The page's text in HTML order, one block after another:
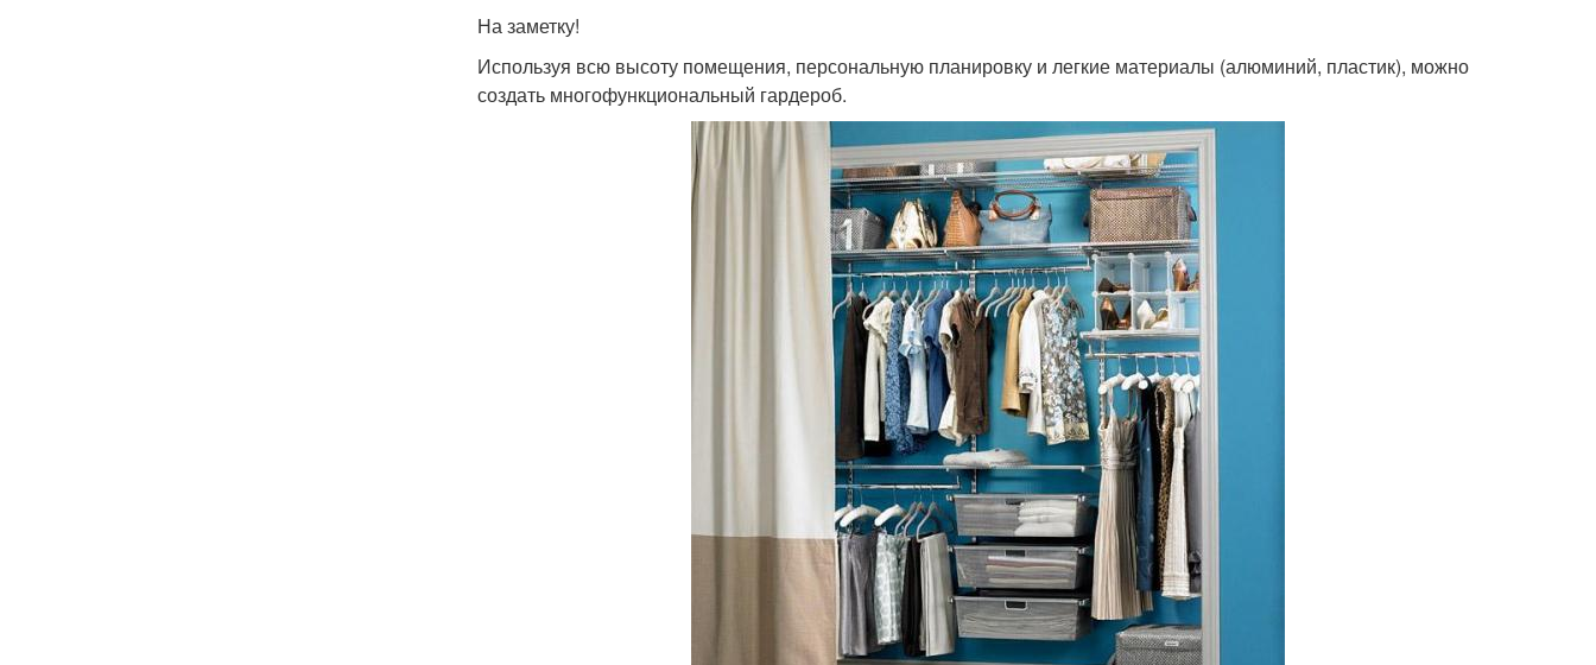
На заметку!
Используя всю высоту помещения, персональную планировку и легкие материалы (алюминий, пластик), можно
создать многофункциональный гардероб.